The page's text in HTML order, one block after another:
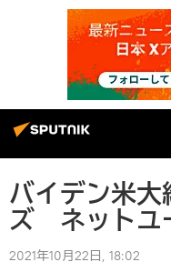
バイデン米
ズ ネットユ
2021年10月22日, 18:02